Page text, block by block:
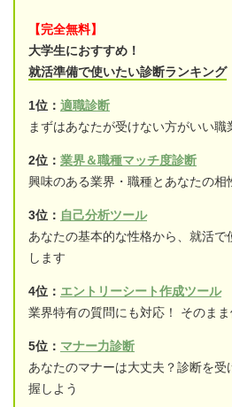
【完全無料】
大学生におすすめ！
就活準備で使いたい診断ランキング
1位： 適職診断
まずはあなたが受けない方がいい
2位： 業界＆職種マッチ度診断
興味のある業界・職種とあなたの相
3位： 自己分析ツール
あなたの基本的な性格から、就活
します
4位： エントリーシート作成ツール
業界特有の質問にも対応！ そのま
5位： マナー力診断
あなたのマナーは大丈夫？診断を
握しよう